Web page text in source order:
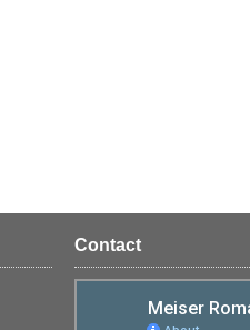
Contact